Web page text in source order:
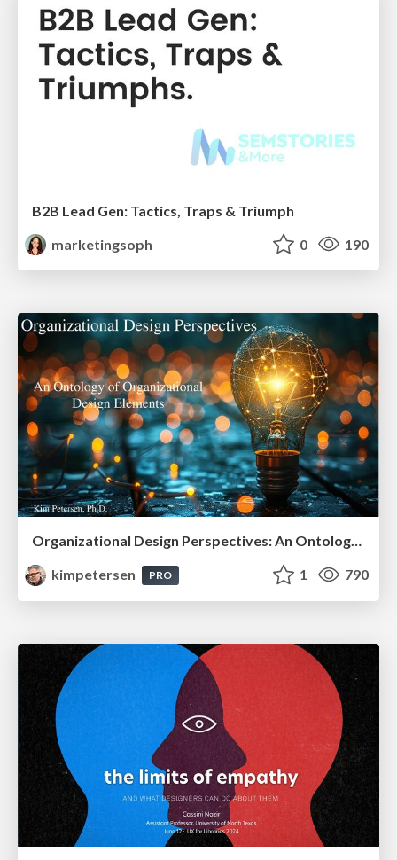
B2B Lead Gen: Tactics, Traps & Triumph
marketingsoph
0 190
Organizational Design Perspectives: An Ontology of Organizational Design Elements
kimpetersen
PRO 1 790